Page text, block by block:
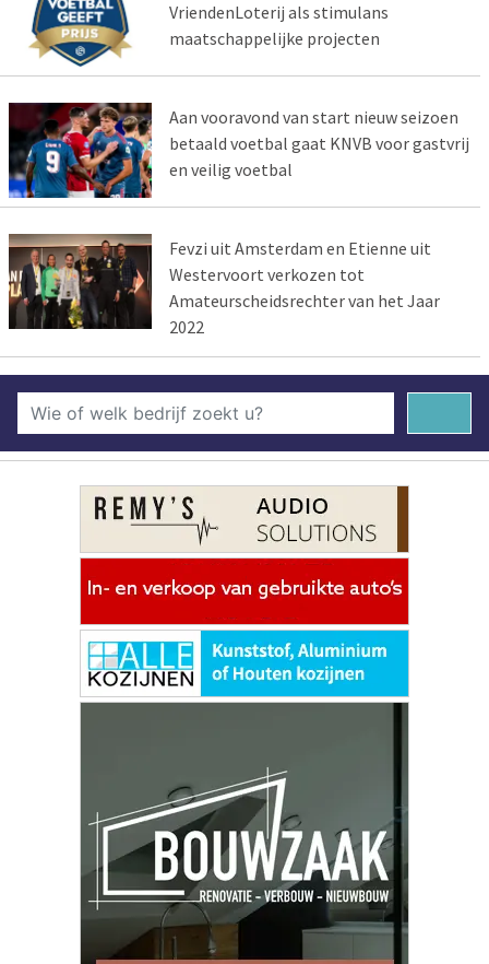
VriendenLoterij als stimulans
maatschappelijke projecten
Aan vooravond van start nieuw seizoen
betaald voetbal gaat KNVB voor gastvrij
en veilig voetbal
Fevzi uit Amsterdam en Etienne uit
Westervoort verkozen tot
Amateurscheidsrechter van het Jaar
2022